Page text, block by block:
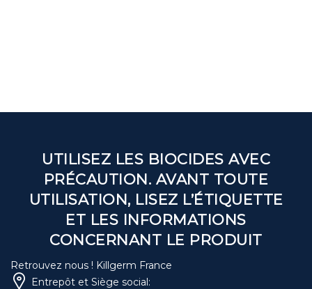
UTILISEZ LES BIOCIDES AVEC
PRÉCAUTION. AVANT TOUTE
UTILISATION, LISEZ L’ÉTIQUETTE
ET LES INFORMATIONS
CONCERNANT LE PRODUIT
Retrouvez nous ! Killgerm France
Entrepôt et Siège social: